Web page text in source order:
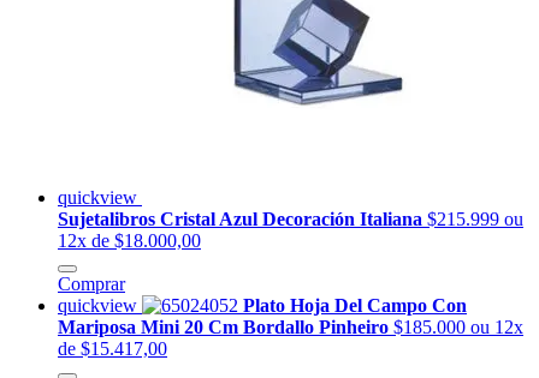
quickview
Sujetalibros Cristal Azul Decoración Italiana $215.999 ou
12x de $18.000,00
Comprar
quickview
Plato Hoja Del Campo Con
Mariposa Mini 20 Cm Bordallo Pinheiro $185.000 ou 12x
de $15.417,00